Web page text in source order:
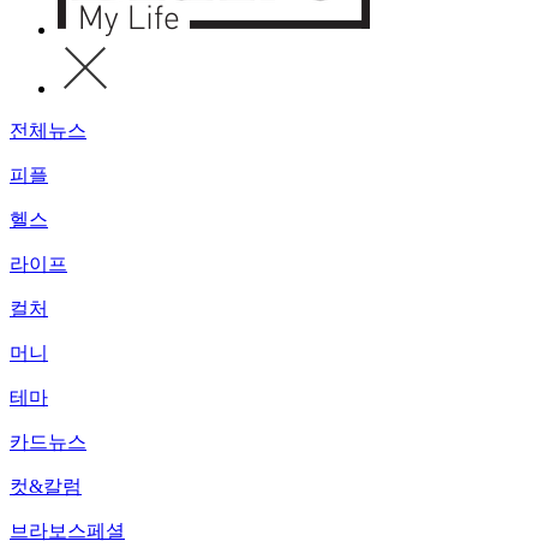
전체뉴스
피플
헬스
라이프
컬처
머니
테마
카드뉴스
컷&칼럼
브라보스페셜